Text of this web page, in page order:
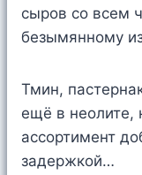
сыров со всем
безымянному
Тмин,
ещё в неолите,
ассортимент
задержкой…